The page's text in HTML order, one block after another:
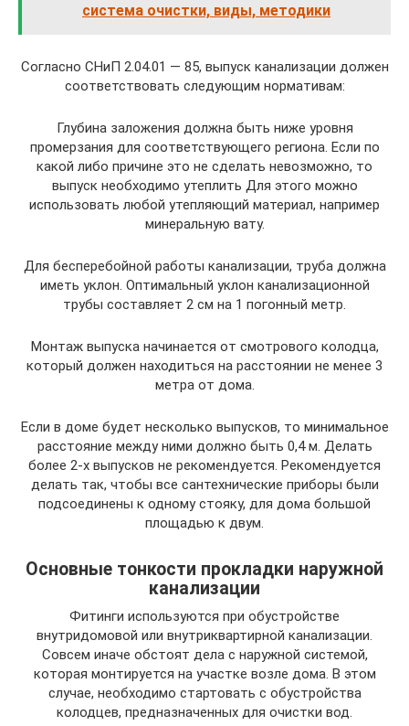
система очистки, виды, методики
Согласно СНиП 2.04.01 — 85, выпуск канализации должен
соответствовать следующим нормативам:
Глубина заложения должна быть ниже уровня
промерзания для соответствующего региона. Если по
какой либо причине это не сделать невозможно, то
выпуск необходимо утеплить Для этого можно
использовать любой утепляющий материал, например
минеральную вату.
Для бесперебойной работы канализации, труба должна
иметь уклон. Оптимальный уклон канализационной
трубы составляет 2 см на 1 погонный метр.
Монтаж выпуска начинается от смотрового колодца,
который должен находиться на расстоянии не менее 3
метра от дома.
Если в доме будет несколько выпусков, то минимальное
расстояние между ними должно быть 0,4 м. Делать
более 2-х выпусков не рекомендуется. Рекомендуется
делать так, чтобы все сантехнические приборы были
подсоединены к одному стояку, для дома большой
площадью к двум.
Основные тонкости прокладки наружной
канализации
Фитинги используются при обустройстве
внутридомовой или внутриквартирной канализации.
Совсем иначе обстоят дела с наружной системой,
которая монтируется на участке возле дома. В этом
случае, необходимо стартовать с обустройства
колодцев, предназначенных для очистки вод.